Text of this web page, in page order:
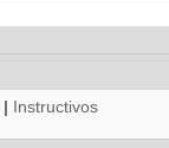
| Instructivos